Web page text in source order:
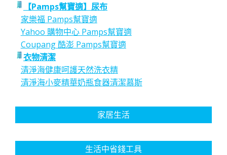
【Pamps幫寶適】尿布
家樂福 Pamps幫寶適
Yahoo 購物中心 Pamps幫寶適
Coupang 酷澎 Pamps幫寶適
衣物清潔
清淨海健康呵護天然洗衣精
清淨海小麥精華奶瓶食器清潔慕斯
家居生活
生活中省錢工具